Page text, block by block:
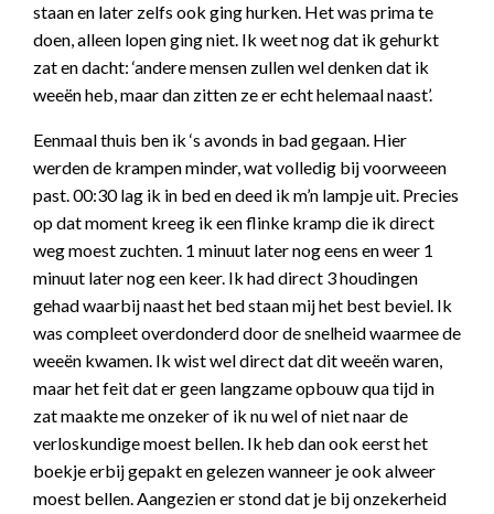
staan en later zelfs ook ging hurken. Het was prima te
doen, alleen lopen ging niet. Ik weet nog dat ik gehurkt
zat en dacht: ‘andere mensen zullen wel denken dat ik
weeën heb, maar dan zitten ze er echt helemaal naast’.
Eenmaal thuis ben ik ‘s avonds in bad gegaan. Hier
werden de krampen minder, wat volledig bij voorweeen
past. 00:30 lag ik in bed en deed ik m’n lampje uit. Precies
op dat moment kreeg ik een flinke kramp die ik direct
weg moest zuchten. 1 minuut later nog eens en weer 1
minuut later nog een keer. Ik had direct 3 houdingen
gehad waarbij naast het bed staan mij het best beviel. Ik
was compleet overdonderd door de snelheid waarmee de
weeën kwamen. Ik wist wel direct dat dit weeën waren,
maar het feit dat er geen langzame opbouw qua tijd in
zat maakte me onzeker of ik nu wel of niet naar de
verloskundige moest bellen. Ik heb dan ook eerst het
boekje erbij gepakt en gelezen wanneer je ook alweer
moest bellen. Aangezien er stond dat je bij onzekerheid